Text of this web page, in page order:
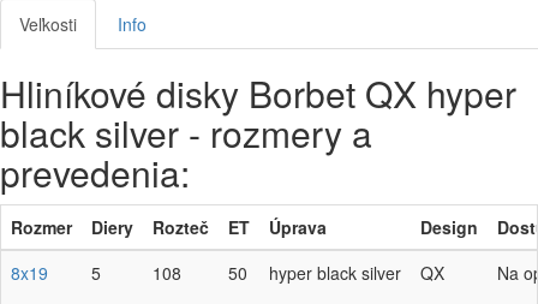
Veľkosti
Info
Hliníkové disky Borbet QX hyper
black silver - rozmery a
prevedenia:
Rozmer Diery Rozteč ET Úprava Design
8x19
5 108 50 hyper black silver QX Na